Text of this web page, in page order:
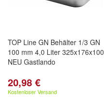
TOP Line GN Behälter 1/3 GN
100 mm 4,0 Liter 325x176x100
NEU Gastlando
20,98 €
Kostenloser Versand